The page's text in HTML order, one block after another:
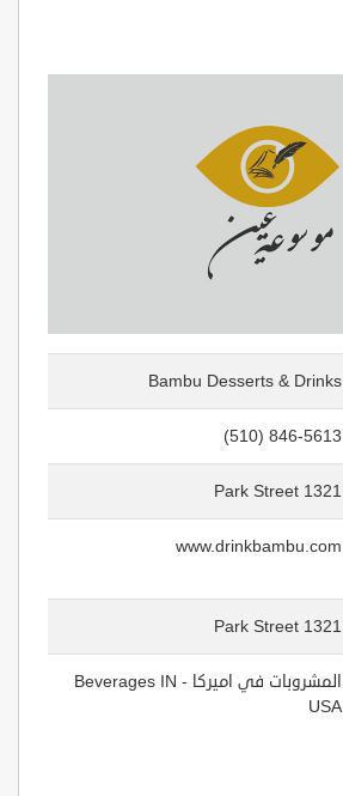
Bambu Desserts & Drinks
(510) 846-5613
1321 Park Street
www.drinkbambu.com
1321 Park Street
المشروبات في اميركا - Beverages IN
USA